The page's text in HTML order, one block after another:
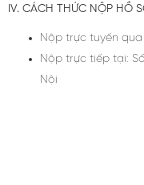
IV. CÁCH THỨC NỘP HỒ
Nộp trực tuyến qua
Nộp trực tiếp tại:
Nội